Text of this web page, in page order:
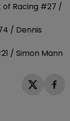
of Racing #27 /
/ Dennis
/ Simon Mann